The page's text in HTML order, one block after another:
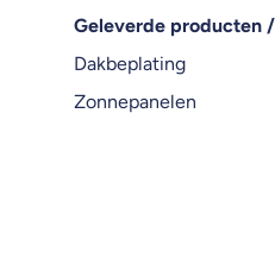
Geleverde producten
Dakbeplating
Zonnepanelen